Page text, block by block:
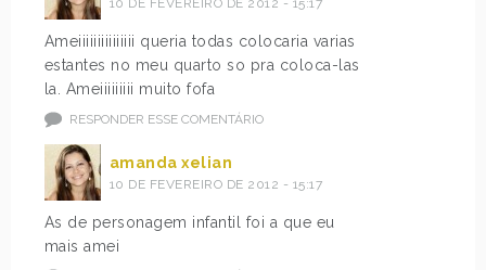
Ameiiiiiiiiiiiiiii queria todas colocaria varias
estantes no meu quarto so pra coloca-las
la. Ameiiiiiiiii muito fofa
RESPONDER ESSE COMENTÁRIO
amanda xelian
10 DE FEVEREIRO DE 2012 - 15:17
As de personagem infantil foi a que eu
mais amei